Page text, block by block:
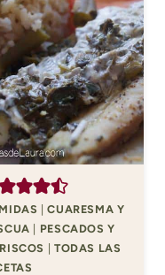
|CUARESMA Y
| PESCADOS Y
| TODAS LAS